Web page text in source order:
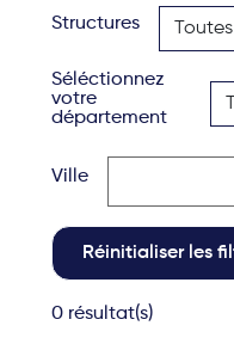
Soutenir ou
Structures
Séléctionnez
votre
département
Ville
Réinitialiser les
0 résultat(s)